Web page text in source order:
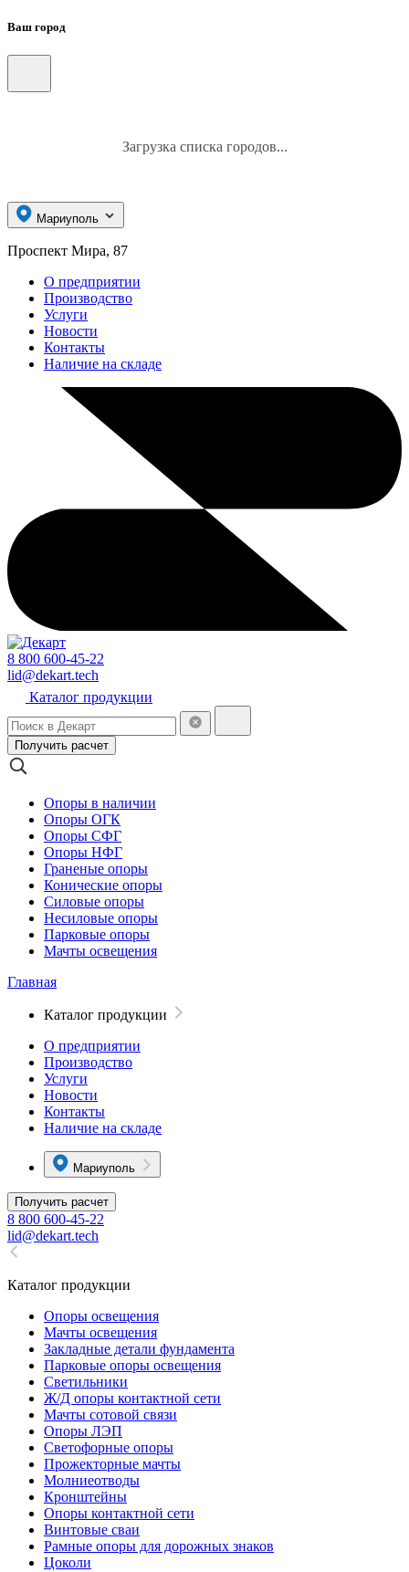
Ваш город
Загрузка списка городов...
Мариуполь
Проспект Мира, 87
О предприятии
Производство
Услуги
Новости
Контакты
Наличие на складе
8 800 600-45-22
lid@dekart.tech
Каталог продукции
Получить расчет
Опоры в наличии
Опоры ОГК
Опоры СФГ
Опоры НФГ
Граненые опоры
Конические опоры
Силовые опоры
Несиловые опоры
Парковые опоры
Мачты освещения
Главная
Каталог продукции
О предприятии
Производство
Услуги
Новости
Контакты
Наличие на складе
Мариуполь
Получить расчет
8 800 600-45-22
lid@dekart.tech
Каталог продукции
Oпоры oсвeщения
Мачты освещения
Закладные детали фундамента
Парковые опоры освещения
Светильники
Ж/Д опоры контактной сети
Мачты сотовой связи
Опоры ЛЭП
Светофорные опоры
Прожекторные мачты
Молниеотводы
Кронштейны
Опоры контактной сети
Винтовые сваи
Рамные опоры для дорожных знаков
Цоколи